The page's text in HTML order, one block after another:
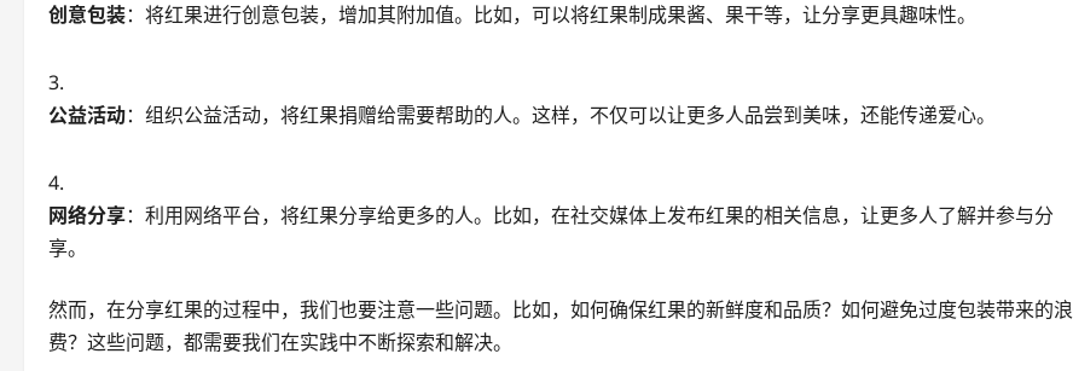
创意包装：将红果进行创意包装，增加其附加值。比如，可以将红果制成果酱、果干等，让分享更具趣味性。
公益活动：组织公益活动，将红果捐赠给需要帮助的人。这样，不仅可以让更多人品尝到美味，还能传递爱心。
网络分享：利用网络平台，将红果分享给更多的人。比如，在社交媒体上发布红果的相关信息，让更多人了解并参与分
享。
然而，在分享红果的过程中，我们也要注意一些问题。比如，如何确保红果的新鲜度和品质？如何避免过度包装带来的浪
费？这些问题，都需要我们在实践中不断探索和解决。